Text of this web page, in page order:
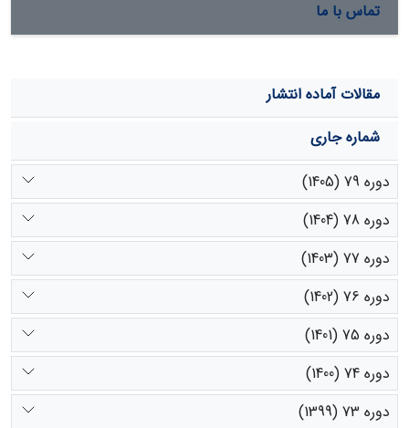
تماس با ما
مقالات آماده انتشار
شماره جاری
دوره 79 (1405)
دوره 78 (1404)
دوره 77 (1403)
دوره 76 (1402)
دوره 75 (1401)
دوره 74 (1400)
دوره 73 (1399)